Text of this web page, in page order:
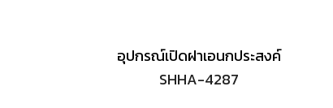
อุปกรณ์เปิดฝาเอนกประสงค์
SHHA-4287